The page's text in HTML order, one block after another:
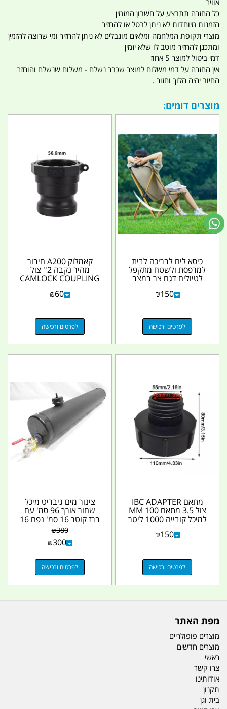
כל החזרה תתבצע על חשבון המזמין
הזמנות מיוחדות לא ניתן לבטל או להחזיר
מוצרי תקופת המלחמה ומלאים מוגבלים לא ניתן להחזיר ומי שרוצה להזמין
ומתכנן להחזיר מוטב לו שלא יזמין
דמי ביטול למוצר 5 אחוז
אין החזרה על דמי משלוח למוצר שכבר נשלח - משלוח שנשלח והוחזר
החיוב יהיה הלוך וחזור .
מוצרים דומים:
כיסא לים לבריכה לבית
למרפסת ולשטח מתקפל
לטיולים דגם צר במצב
₪150
לפרטים ורכישה
קאמלוק A200 חיבור
מהיר נקבה 2'' צול
CAMLOCK COUPLING
₪60
לפרטים ורכישה
מתאם IBC ADAPTER
צול 3.5 מתאם 100 MM
למיכל קובייה 1000 ליטר
מעבר מ 3.5 צול ל 2...
₪150
לפרטים ורכישה
צינור מים גיבריט מיכל
שחור אורך 96 סמ' עם
ברז קוטר 16 סמ' נפח 16
ליטר GiberiT... ₪380
₪300
לפרטים ורכישה
מפת האתר
מוצרים פופולריים
מוצרים חדשים
ראשי
צרו קשר
אודותינו
תקנון
בית וגן